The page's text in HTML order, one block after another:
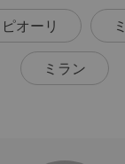
オーリ
ミラン